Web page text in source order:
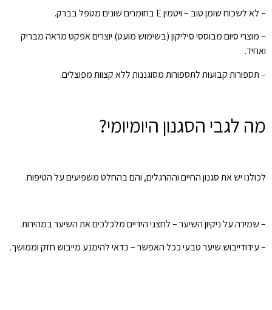
– לא לשכוח שומן טוב – ויטמין E בחומרים שונים מטפל בברק.
– מוצרי סיום מבוססי סיליקון (בשימוש מועט) יוצרים אפקט מראה מבריק
ואחיד.
– תספורות קבועות לתספורות מסוגננות ללא קצוות מפוצלים.
מה לגבי הסגנון היומיומי?
לכולנו יש את סגנון החיים וההרגלים, והם בהחלט משפיעים על הטיפוח.
– שמירה על ניקיון השיער – לחצני הידיים מלכלכים את השיער במהירות.
– עידודייבוש שיער טבעי ככל האפשר – כדאי להימנע מייבוש חזק וממושך.